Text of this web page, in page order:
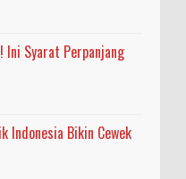
Ini Syarat Perpanjang
Indonesia Bikin Cewek